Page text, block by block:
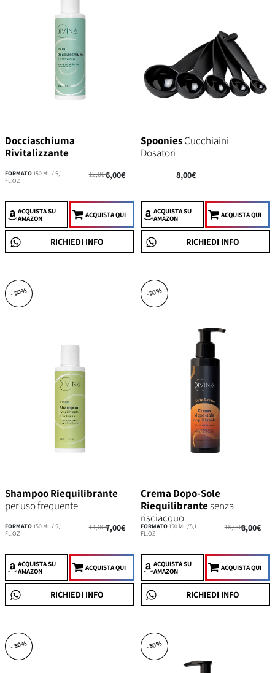
Docciaschiuma
Rivitalizzante
FORMATO150 ML / 5,1
FL.OZ
12,00€6,00€
ACQUISTASU
AMAZON
ACQUISTA QUI
RICHIEDI INFO
SpooniesCucchiaini
Dosatori
8,00€
ACQUISTASU
AMAZON
ACQUISTA QUI
RICHIEDI INFO
- 50%
Shampoo Riequilibrante
per uso frequente
FORMATO150 ML / 5,1
FL.OZ
14,00€7,00€
ACQUISTASU
AMAZON
ACQUISTA QUI
RICHIEDI INFO
-50%
Crema Dopo-Sole
Riequilibrantesenza
risciacquo
FORMATO150 ML /5,1
FL.OZ
16,00€8,00€
ACQUISTASU
AMAZON
ACQUISTA QUI
RICHIEDI INFO
- 50% -50%